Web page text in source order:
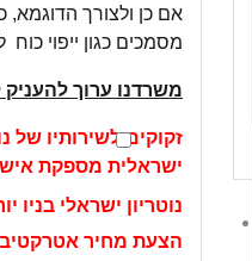
אם כן ולצורך הדוגמא,
מסמכים כגון ייפוי כוח
משרדנו ערוך להעניק
זקוקים לשירותיו של
ישראלית מספקת
נוטריון ישראלי
הצעת מחיר